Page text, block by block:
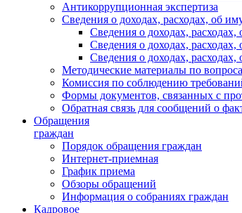
Антикоррупционная экспертиза
Сведения о доходах, расходах, об
Сведения о доходах,
Сведения о доходах,
Сведения о доходах,
Методические материалы по
Комиссия по соблюдению
Формы документов, связанных с
Обратная связь для сообщений о
Обращения
граждан
Порядок обращения граждан
Интернет-приемная
График приема
Обзоры обращений
Информация о собраниях граждан
Кадровое